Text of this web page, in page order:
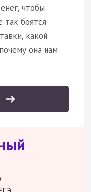
чтобы
так боятся
какой
она нам